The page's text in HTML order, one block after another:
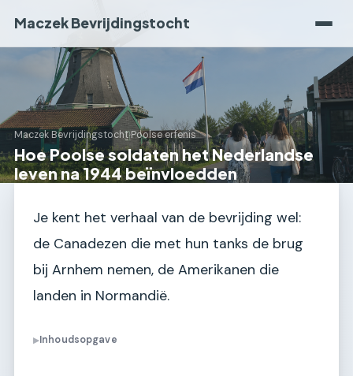
Maczek Bevrijdingstocht
Maczek Bevrijdingstocht›Poolse erfenis
Hoe Poolse soldaten het Nederlandse
leven na 1944 beïnvloedden
Je kent het verhaal van de bevrijding wel:
de Canadezen die met hun tanks de brug
bij Arnhem nemen, de Amerikanen die
landen in Normandië.
▶Inhoudsopgave